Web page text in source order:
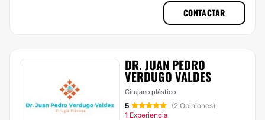
CONTACTAR
DR. JUAN PEDRO
VERDUGO VALDES
Cirujano plástico
5 (2 Opiniones)·
1 Experiencia